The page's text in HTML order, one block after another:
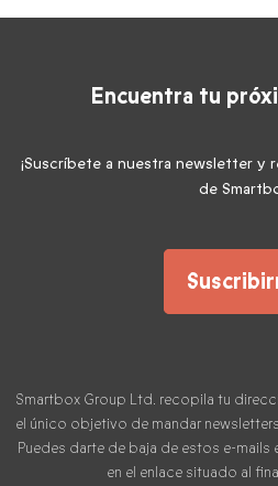
Encuentra tu
¡Suscríbete a nuestra newsletter y
de
Smartbox Group Ltd. recopila tu
el único objetivo de mandar
Puedes darte de baja de estos e-
en el enlace situado al